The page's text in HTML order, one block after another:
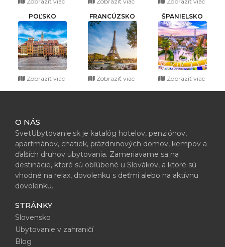
POĽSKO
Zobraziť viac
FRANCÚZSKO
Zobraziť viac
ŠPANIELSKO
Zobraziť viac
O NÁS
SvetUbytovanie.sk je katalóg hotelov, penziónov,
apartmánov, chatiek, prázdninových domov, kempov a
ďalších druhov ubytovania. Zameriavame sa na
destinácie, ktoré sú obľúbené u Slovákov, a ktoré sú
vhodné na relax, dovolenku s deťmi alebo na aktívnu
dovolenku.
STRÁNKY
Slovensko
Ubytovanie v zahraničí
Blog